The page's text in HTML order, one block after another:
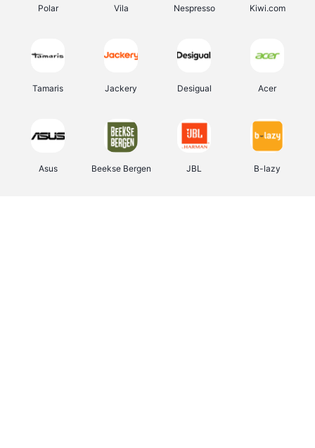
Polar Vila Nespresso Kiwi.com
Tamaris Jackery Desigual Acer
Asus Beekse Bergen JBL B-lazy